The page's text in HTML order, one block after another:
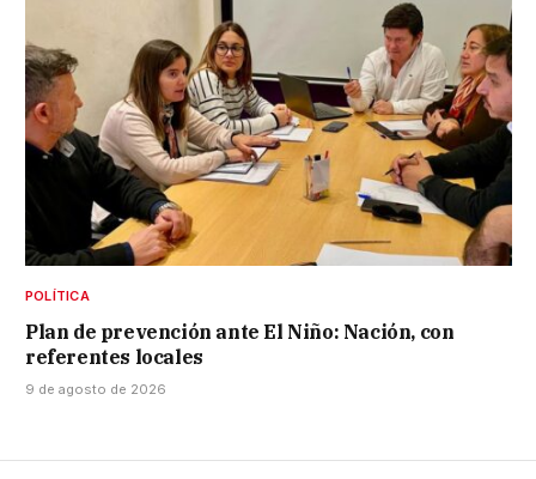
POLÍTICA
Plan de prevención ante El Niño: Nación, con
referentes locales
9 de agosto de 2026